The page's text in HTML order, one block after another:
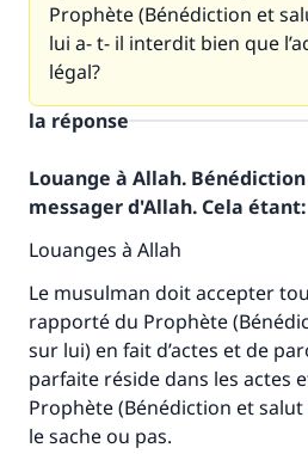
Prophète (Bénédiction et
lui a- t- il interdit bien que
légal?
la réponse
Louange à Allah.
messager d'Allah. Cela étant:
Louanges à Allah
Le musulman doit accepter
rapporté du Prophète
sur lui) en fait d’actes et de
parfaite réside dans les actes
Prophète (Bénédiction et salut
le sache ou pas.